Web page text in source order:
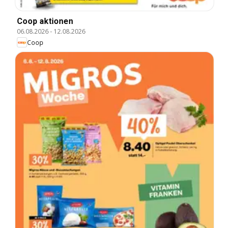
Coop aktionen
06.08.2026- 12.08.2026
Coop